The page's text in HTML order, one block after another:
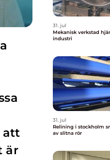
att
är
31. jul
Mekanisk verkstad hjärtat i modern
industri
31. jul
Relining i stockholm smart renovering
av slitna rör